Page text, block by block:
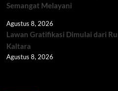
Semangat Melayani
Agustus 8, 2026
Lawan Gratifikasi Dimulai dari
Kaltara
Agustus 8, 2026